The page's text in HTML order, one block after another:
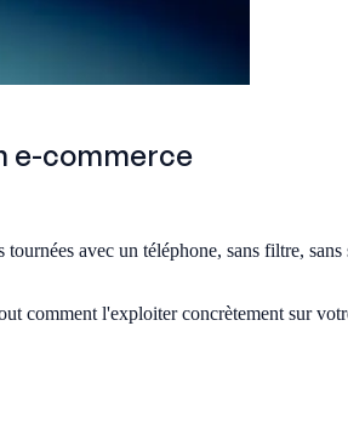
e-commerce
avec un téléphone, sans filtre,
comment l'exploiter concrètement sur